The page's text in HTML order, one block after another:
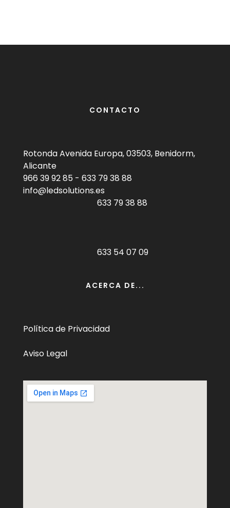
CONTACTO
Rotonda Avenida Europa, 03503, Benidorm,
Alicante
966 39 92 85 - 633 79 38 88
info@ledsolutions.es
633 79 38 88
633 54 07 09
ACERCA DE...
Política de Privacidad
Aviso Legal